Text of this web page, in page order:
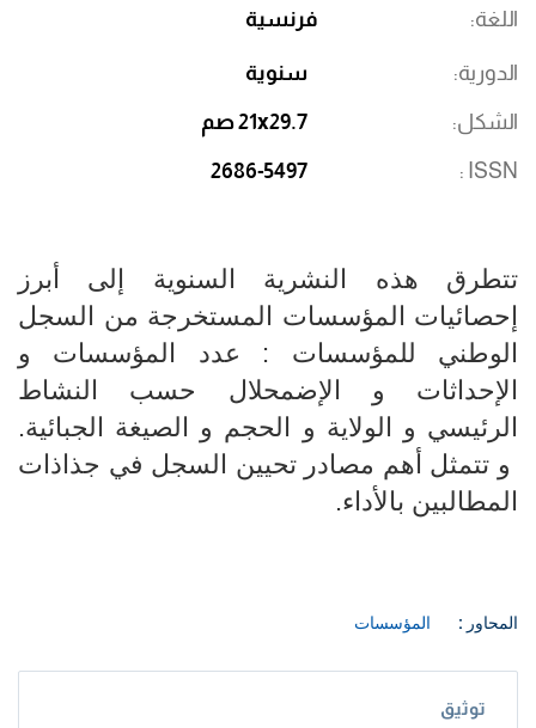
اللغة فرنسية
الدورية سنوية
الشكل 21x29.7 صم
ISSN
2686-5497
تتطرق هذه النشرية السنوية إلى أبرز
إحصائيات المؤسسات المستخرجة من السجل
الوطني للمؤسسات : عدد المؤسسات و
الإحداثات و الإضمحلال حسب النشاط
الرئيسي و الولاية و الحجم و الصيغة الجبائية.
و تتمثل أهم مصادر تحيين السجل في جذاذات
المطالبين بالأداء.
المحاور : المؤسسات
توثيق